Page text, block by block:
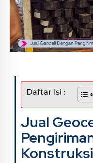
Daftar isi :
Jual
Konstruksi